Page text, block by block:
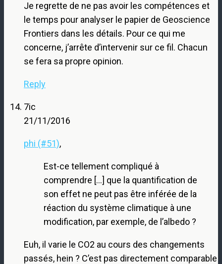
Je regrette de ne pas avoir les compétences et
le temps pour analyser le papier de Geoscience
Frontiers dans les détails. Pour ce qui me
concerne, j’arrête d’intervenir sur ce fil. Chacun
se fera sa propre opinion.
Reply
7ic
21/11/2016
phi (#51),
Est-ce tellement compliqué à
comprendre […] que la quantification de
son effet ne peut pas être inférée de la
réaction du système climatique à une
modification, par exemple, de l’albedo ?
Euh, il varie le CO2 au cours des changements
passés, hein ? C’est pas directement comparable